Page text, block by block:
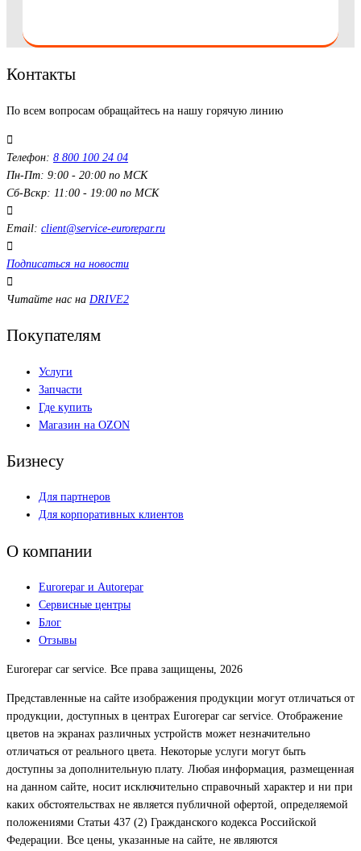
Контакты
По всем вопросам обращайтесь на нашу горячую линию
Телефон: 8 800 100 24 04
Пн-Пт: 9:00 - 20:00 по МСК
Сб-Вскр: 11:00 - 19:00 по МСК
Email: client@service-eurorepar.ru
Подписаться на новости
Читайте нас на DRIVE2
Покупателям
Услуги
Запчасти
Где купить
Магазин на OZON
Бизнесу
Для партнеров
Для корпоративных клиентов
О компании
Eurorepar и Autorepar
Сервисные центры
Блог
Отзывы
Eurorepar car service. Все права защищены, 2026
Представленные на сайте изображения продукции могут отличаться от
продукции, доступных в центрах Eurorepar car service. Отображение
цветов на экранах различных устройств может незначительно
отличаться от реального цвета. Некоторые услуги могут быть
доступны за дополнительную плату. Любая информация, размещенная
на данном сайте, носит исключительно справочный характер и ни при
каких обстоятельствах не является публичной офертой, определяемой
положениями Статьи 437 (2) Гражданского кодекса Российской
Федерации. Все цены, указанные на сайте, не являются